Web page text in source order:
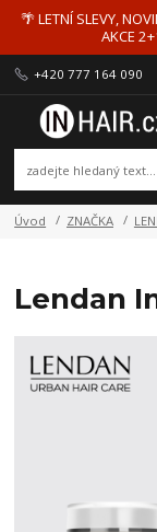
🌴 LETNÍ SLEVY,
AKCE
+420 777 164 090
Úvod ZNAČKA
Lendan